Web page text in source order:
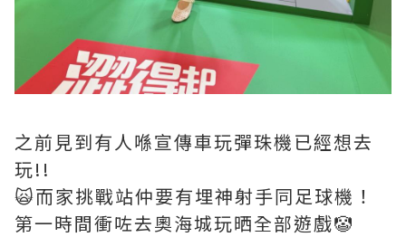
之前見到有人喺宣傳車玩彈珠機已經想去
玩!!
🙀而家挑戰站仲要有埋神射手同足球機！
第一時間衝咗去奧海城玩晒全部遊戲🤡